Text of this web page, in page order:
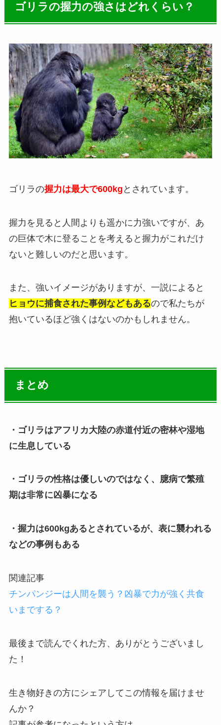
ゴリラの握力の強さはどれくらい？
ゴリラの握力は最大で600kg とされています。
握力を見ると人間よりも遥かに力強いですが、あ
の巨体で木に登ることを考えると握力がこれだけ
ないと難しいのだと思います。
また、強いイメージがありますが、一説によると
ヒョウに捕食された事例などもあるので私たちが
抱いているほど強くはないのかもしれません。
まとめ
・ゴリラはアフリカ大陸の赤道付近の密林や湿地
に生息している
・ゴリラの性格は優しいのではなく、臆病で繁殖
期は非常に凶暴になる
・握力は600kgあるとされているが、表に襲われる
などの事例もある
関連記事
チンパンジーは人間を襲う？凶暴で力が強く共食
いまでする？
最後まで読んでくれた方、ありがとうございまし
た！
生き物好きの方にシェアしてこの情報を届けませ
んか？